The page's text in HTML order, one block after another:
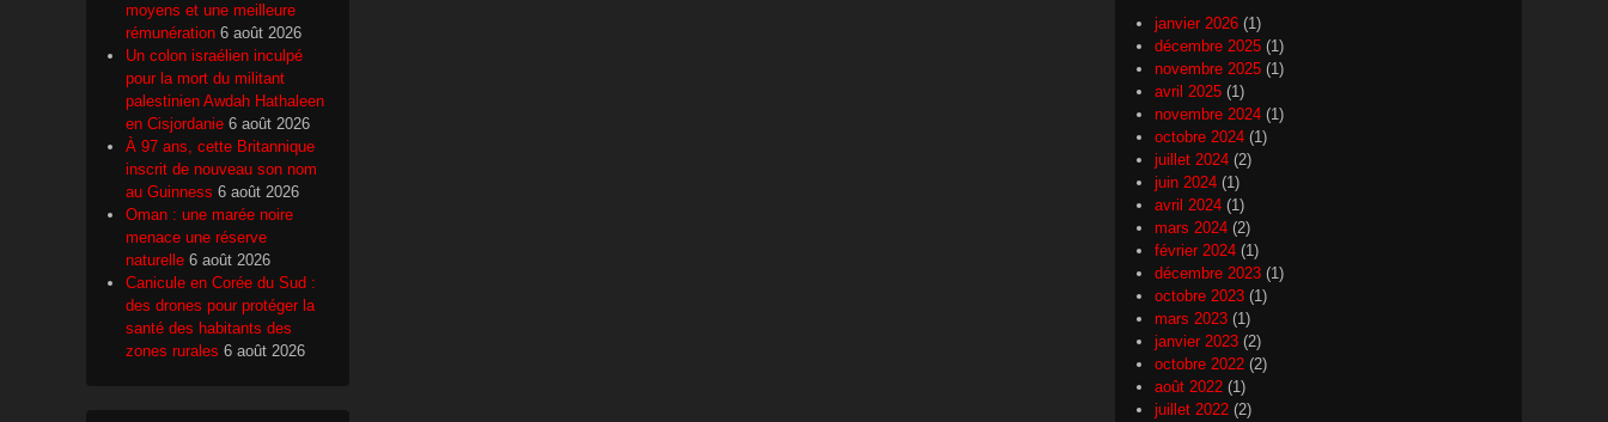
janvier 2026 (1)
décembre 2025 (1)
novembre 2025 (1)
avril 2025 (1)
novembre 2024 (1)
octobre 2024 (1)
juillet 2024 (2)
juin 2024 (1)
avril 2024 (1)
mars 2024 (2)
février 2024 (1)
décembre 2023 (1)
octobre 2023 (1)
mars 2023 (1)
janvier 2023 (2)
octobre 2022 (2)
août 2022 (1)
juillet 2022 (2)
moyens et une meilleure
rémunération 6 août 2026
Un colon israélien inculpé
pour la mort du militant
palestinien Awdah Hathaleen
en Cisjordanie 6 août 2026
À 97 ans, cette Britannique
inscrit de nouveau son nom
au Guinness 6 août 2026
Oman : une marée noire
menace une réserve
naturelle 6 août 2026
Canicule en Corée du Sud :
des drones pour protéger la
santé des habitants des
zones rurales 6 août 2026